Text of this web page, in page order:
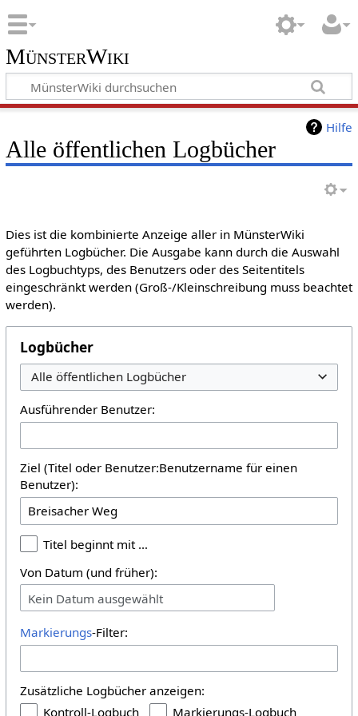
MünsterWiki
Hilfe
Alle öffentlichen Logbücher
Dies ist die kombinierte Anzeige aller in MünsterWiki
geführten Logbücher. Die Ausgabe kann durch die Auswahl
des Logbuchtyps, des Benutzers oder des Seitentitels
eingeschränkt werden (Groß-/Kleinschreibung muss beachtet
werden).
Logbücher
Alle öffentlichen Logbücher
Ausführender Benutzer:
Ziel (Titel oder Benutzer:Benutzername für einen
Benutzer):
Titel beginnt mit …
Von Datum (und früher):
Kein Datum ausgewählt
Markierungs-Filter:
Zusätzliche Logbücher anzeigen:
Kontroll-Logbuch
Markierungs-Logbuch